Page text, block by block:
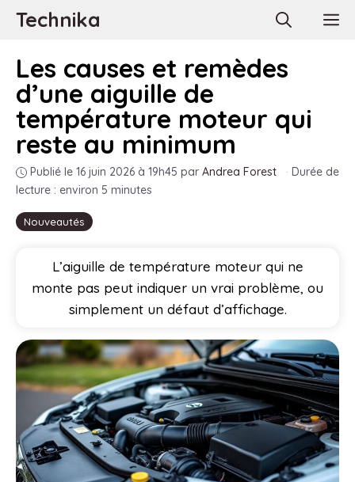
AllerTechnika
Nouveautés
Les causes et remèdes
d’une aiguille de
température moteur qui
reste au minimum
Publié le 16 juin 2026 à 19h45 par Andrea Forest · Durée de
lecture : environ 5 minutes
L’aiguille de température moteur qui ne
monte pas peut indiquer un vrai problème, ou
simplement un défaut d’affichage.